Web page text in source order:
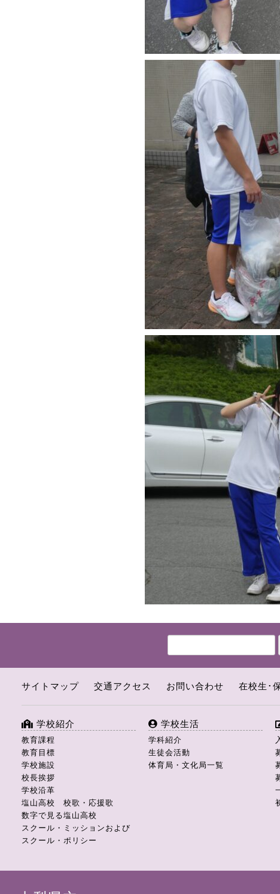
サイトマップ 交通アクセス お問い合わせ 在校生･
学校紹介
教育課程
教育目標
学校施設
校長挨拶
学校沿革
塩山高校 校歌・応援歌
数字で見る塩山高校
スクール・ミッションおよび
スクール・ポリシー
学校生活
学科紹介
生徒会活動
体育局・文化局一覧